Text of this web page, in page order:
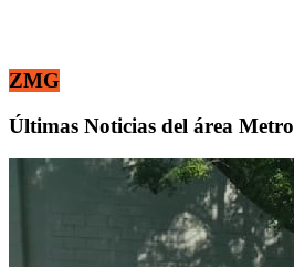
ZMG
Últimas Noticias del área